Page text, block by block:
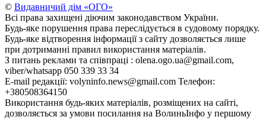
© Видавничий дім «ОГО»
Всі права захищені діючим законодавством України.
Будь-яке порушення права переслідується в судовому порядку.
Будь-яке відтворення інформації з сайту дозволяється лише
при дотриманні правил використання матеріалів.
З питань реклами та співпраці : olena.ogo.ua@gmail.com,
viber/whatsapp 050 339 33 34
E-mail редакції: volyninfo.news@gmail.com Телефон:
+380508364150
Використання будь-яких матеріалів, розміщених на сайті,
дозволяється за умови посилання на ВолиньІнфо у першому